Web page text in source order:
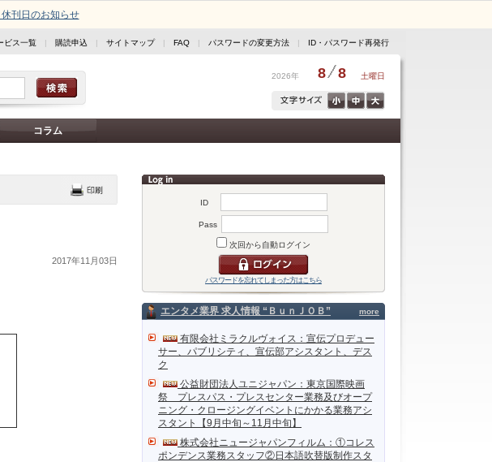
刊日のお知らせ
ビス一覧 | 購読申込 | サイトマップ| FAQ | パスワードの変更方法 | ID・パスワード再発行
2026年 8 8 土曜日
コラム
ID
Pass
次回から自動ログイン
パスワードを忘れてしまった方はこちら
more
エンタメ業界 求人情報 “ＢｕｎＪＯＢ”
有限会社ミラクルヴォイス：宣伝プロデュー
サー、パブリシティ、宣伝部アシスタント、デス
ク
公益財団法人ユニジャパン：東京国際映画
祭 プレスパス・プレスセンター業務及びオープ
ニング・クロージングイベントにかかる業務アシ
スタント【9月中旬～11月中旬】
株式会社ニュージャパンフィルム：①コレス
ポンデンス業務スタッフ②日本語吹替版制作スタ
2017年11月03日